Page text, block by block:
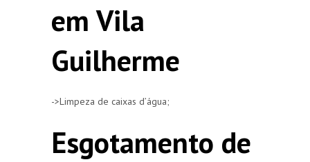
em Vila
Guilherme
->Limpeza de caixas d’água;
Esgotamento de